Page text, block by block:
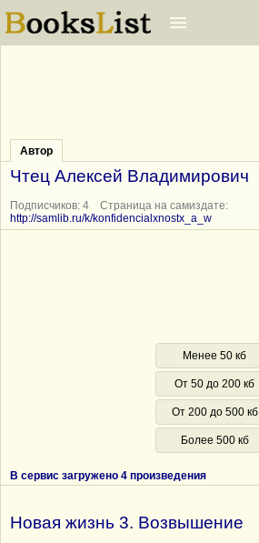
Автор
Чтец Алексей Владимирович
Подписчиков: 4 Страница на самиздате:
http://samlib.ru/k/konfidencialxnostx_a_w
Менее 50 кб
От 50 до 200 кб
От 200 до 500 кб
Более 500 кб
В сервис загружено 4 произведения
Новая жизнь 3. Возвышение